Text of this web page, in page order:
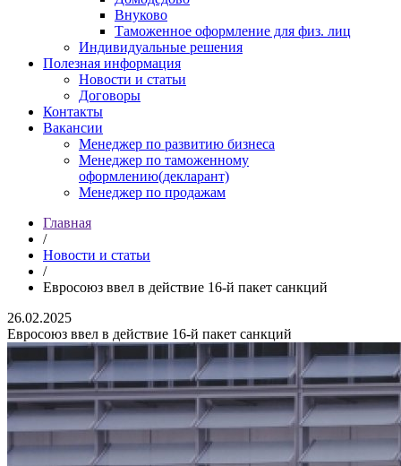
Внуково
Таможенное оформление для физ. лиц
Индивидуальные решения
Полезная информация
Новости и статьи
Договоры
Контакты
Вакансии
Менеджер по развитию бизнеса
Менеджер по таможенному
оформлению(декларант)
Менеджер по продажам
Главная
/
Новости и статьи
/
Евросоюз ввел в действие 16-й пакет санкций
26.02.2025
Евросоюз ввел в действие 16-й пакет санкций